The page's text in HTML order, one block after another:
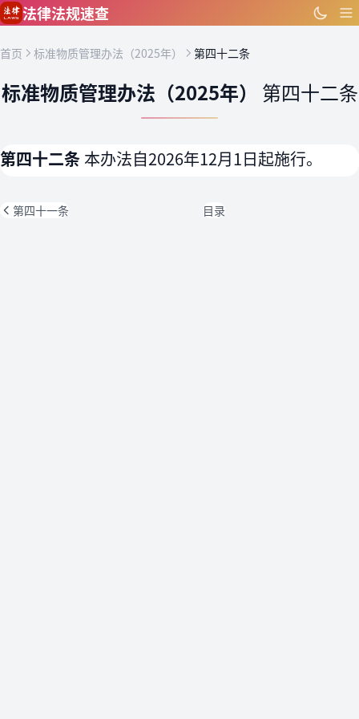
跳到主要内容
法律法规速查
首页 标准物质管理办法（2025年） 第四十二条
标准物质管理办法（2025年） 第四十二条
第四十二条 本办法自2026年12月1日起施行。
第四十一条 目录